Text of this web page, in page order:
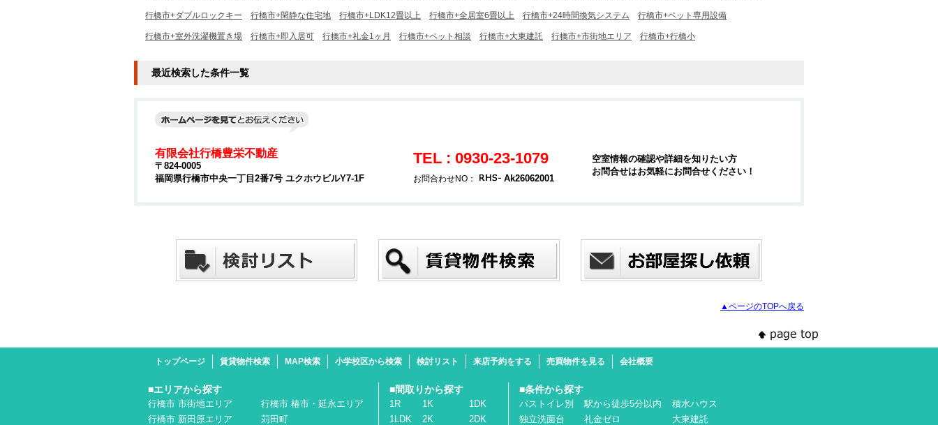
行橋市+ダブルロックキー 行橋市+閑静な住宅地 行橋市+LDK12畳以上 行橋市+全居室6畳以上 行橋市+24時間換気システム 行橋市+ペット専用設備
行橋市+室外洗濯機置き場 行橋市+即入居可 行橋市+礼金1ヶ月 行橋市+ペット相談 行橋市+大東建託 行橋市+市街地エリア 行橋市+行橋小
最近検索した条件一覧
有限会社行橋豊栄不動産
〒824-0005
福岡県行橋市中央一丁目2番7号 ユクホウビルY7-1F
TEL : 0930-23-1079
お問合わせNO： Ak26062001
空室情報の確認や詳細を知りたい方
お問合せはお気軽にお問合せください！
▲ページのTOPへ戻る
トップページ 賃貸物件検索 MAP検索 小学校区から検索 検討リスト 来店予約をする 売買物件を見る 会社概要
■エリアから探す
行橋市 市街地エリア
行橋市 新田原エリア
行橋市 椿市・延永エリア
苅田町
■間取りから探す
1R
1LDK
1K
2K
1DK
2DK
■条件から探す
バストイレ別
独立洗面台
駅から徒歩5分以内
礼金ゼロ
積水ハウス
大東建託